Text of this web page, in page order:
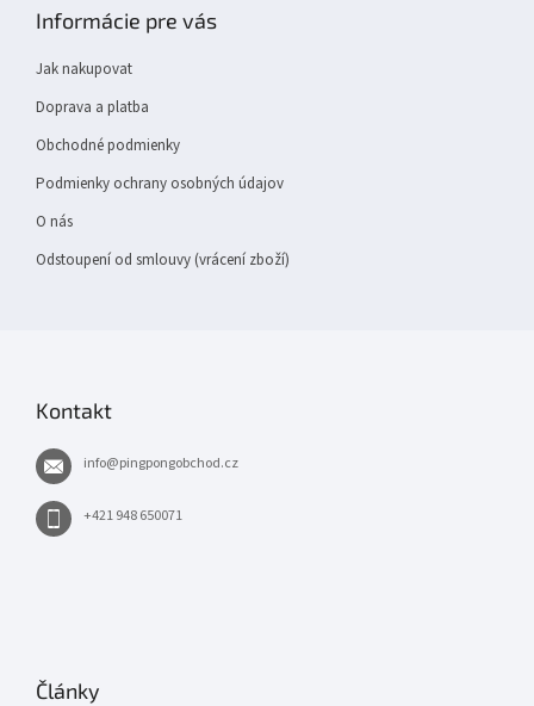
Informácie pre vás
Jak nakupovat
Doprava a platba
Obchodné podmienky
Podmienky ochrany osobných údajov
O nás
Odstoupení od smlouvy (vrácení zboží)
Kontakt
info@pingpongobchod.cz
+421 948 650071
Články